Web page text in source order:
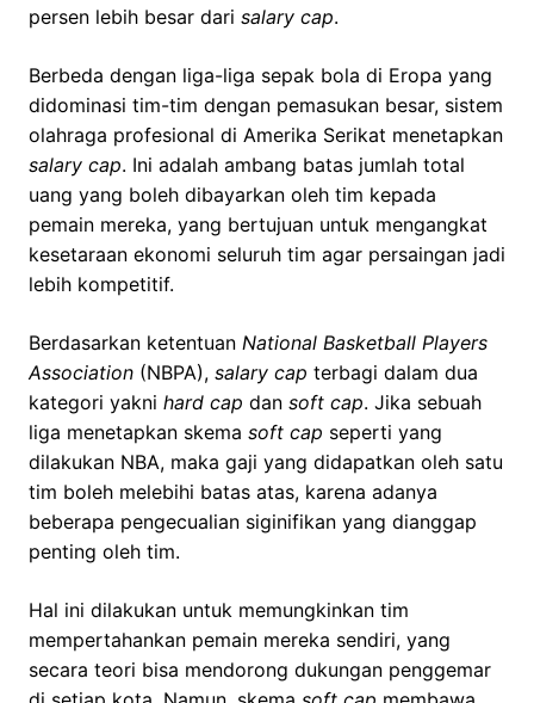
persen lebih besar dari salary cap.
Berbeda dengan liga-liga sepak bola di Eropa yang
didominasi tim-tim dengan pemasukan besar, sistem
olahraga profesional di Amerika Serikat menetapkan
salary cap. Ini adalah ambang batas jumlah total
uang yang boleh dibayarkan oleh tim kepada
pemain mereka, yang bertujuan untuk mengangkat
kesetaraan ekonomi seluruh tim agar persaingan jadi
lebih kompetitif.
Berdasarkan ketentuan National Basketball Players
Association (NBPA), salary cap terbagi dalam dua
kategori yakni hard cap dan soft cap. Jika sebuah
liga menetapkan skema soft cap seperti yang
dilakukan NBA, maka gaji yang didapatkan oleh satu
tim boleh melebihi batas atas, karena adanya
beberapa pengecualian siginifikan yang dianggap
penting oleh tim.
Hal ini dilakukan untuk memungkinkan tim
mempertahankan pemain mereka sendiri, yang
secara teori bisa mendorong dukungan penggemar